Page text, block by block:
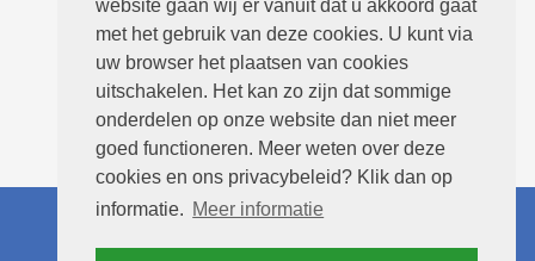
website gaan wij er vanuit dat u akkoord gaat
met het gebruik van deze cookies. U kunt via
uw browser het plaatsen van cookies
uitschakelen. Het kan zo zijn dat sommige
onderdelen op onze website dan niet meer
goed functioneren. Meer weten over deze
cookies en ons privacybeleid? Klik dan op
informatie. Meer informatie
© 2026 Kloppenburg Vloerreiniging -